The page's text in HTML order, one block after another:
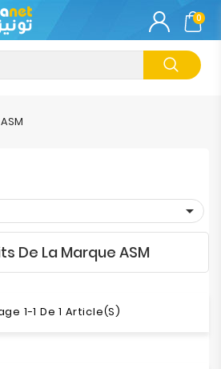
0
ASM

De La Marque ASM
1-1 De 1 Article(s)